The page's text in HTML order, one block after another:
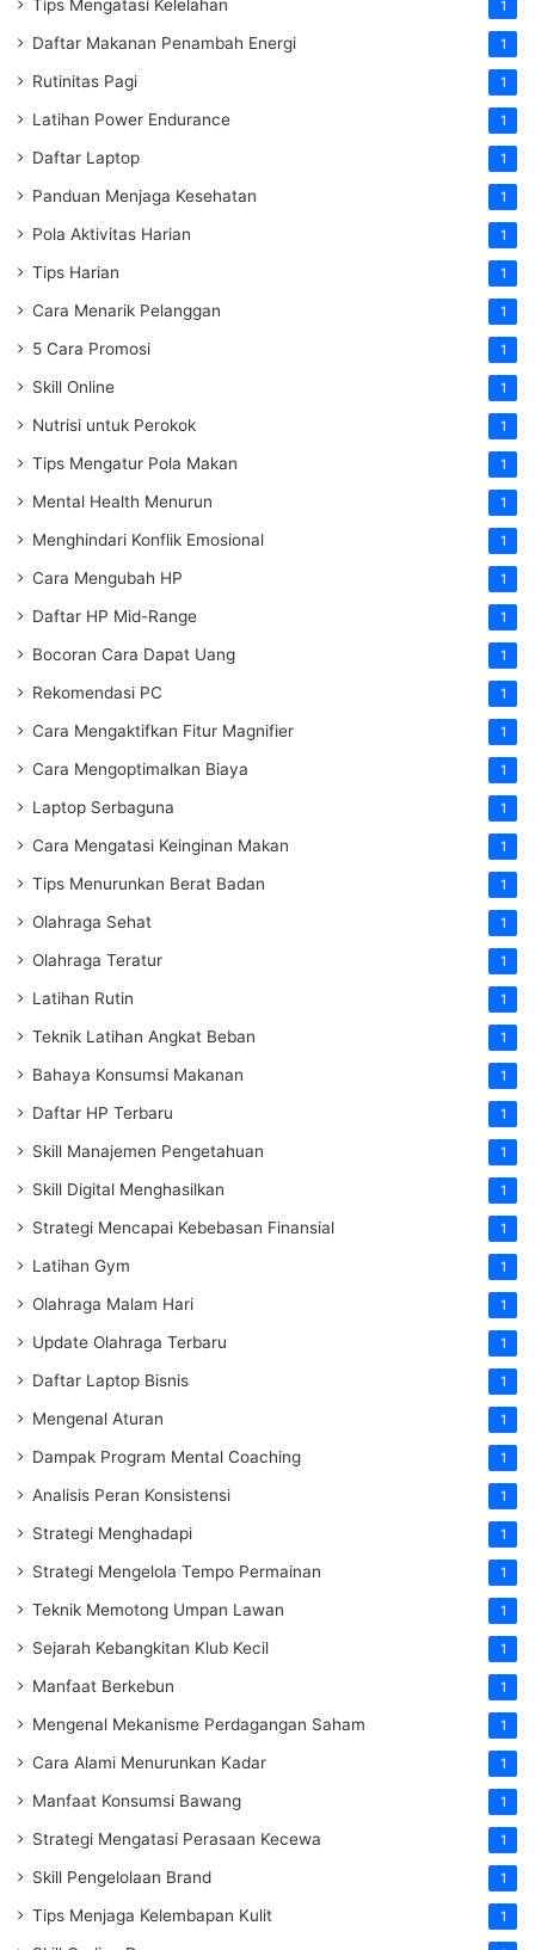
Tips Mengatasi Kelelahan 1
Daftar Makanan Penambah Energi 1
Rutinitas Pagi 1
Latihan Power Endurance 1
Daftar Laptop 1
Panduan Menjaga Kesehatan 1
Pola Aktivitas Harian 1
Tips Harian 1
Cara Menarik Pelanggan 1
5 Cara Promosi 1
Skill Online 1
Nutrisi untuk Perokok 1
Tips Mengatur Pola Makan 1
Mental Health Menurun 1
Menghindari Konflik Emosional 1
Cara Mengubah HP 1
Daftar HP Mid-Range 1
Bocoran Cara Dapat Uang 1
Rekomendasi PC 1
Cara Mengaktifkan Fitur Magnifier 1
Cara Mengoptimalkan Biaya 1
Laptop Serbaguna 1
Cara Mengatasi Keinginan Makan 1
Tips Menurunkan Berat Badan 1
Olahraga Sehat 1
Olahraga Teratur 1
Latihan Rutin 1
Teknik Latihan Angkat Beban 1
Bahaya Konsumsi Makanan 1
Daftar HP Terbaru 1
Skill Manajemen Pengetahuan 1
Skill Digital Menghasilkan 1
Strategi Mencapai Kebebasan Finansial 1
Latihan Gym 1
Olahraga Malam Hari 1
Update Olahraga Terbaru 1
Daftar Laptop Bisnis 1
Mengenal Aturan 1
Dampak Program Mental Coaching 1
Analisis Peran Konsistensi 1
Strategi Menghadapi 1
Strategi Mengelola Tempo Permainan 1
Teknik Memotong Umpan Lawan 1
Sejarah Kebangkitan Klub Kecil 1
Manfaat Berkebun 1
Mengenal Mekanisme Perdagangan Saham 1
Cara Alami Menurunkan Kadar 1
Manfaat Konsumsi Bawang 1
Strategi Mengatasi Perasaan Kecewa 1
Skill Pengelolaan Brand 1
Tips Menjaga Kelembapan Kulit 1